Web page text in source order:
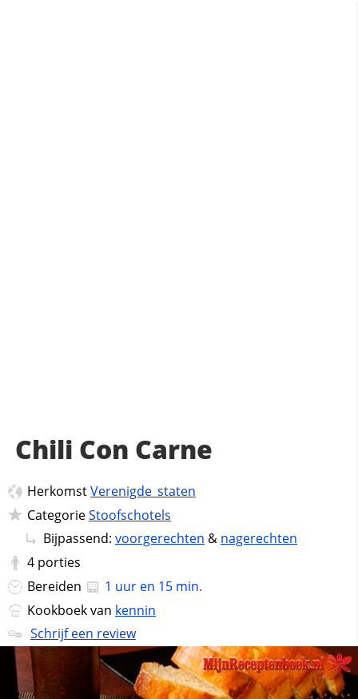
Chili Con Carne
HerkomstVerenigde_staten
CategorieStoofschotels
Bijpassend: voorgerechten & nagerechten
4 porties
Bereiden
1 uur en 15 min.
Kookboek van kennin
Schrijf een review